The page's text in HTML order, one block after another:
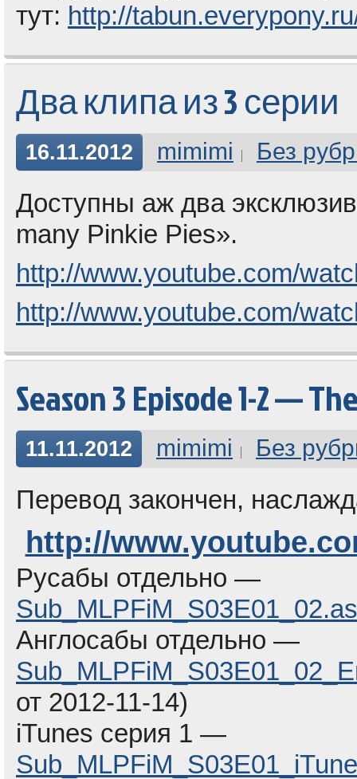
тут: http://
Два клипа из 3 серии
16.11.2012 mimimi Без
Доступны аж два
many Pinkie Pies».
http://www.youtube.com/
http://www.youtube.com/
Season 3 Episode 1-2 —
11.11.2012 mimimi Без
Перевод закончен,
http://
Русабы отдельно —
Англосабы отдельно —
от 2012-11-14)
iTunes серия 1 —